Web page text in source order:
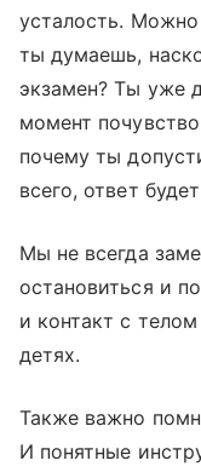
усталость.
ты думаешь,
экзамен? Ты уже
момент
почему ты
всего, ответ
Мы не всегда
остановиться и
и контакт с
детях.
Также важно
И понятные